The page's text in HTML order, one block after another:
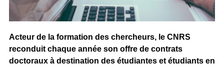
Acteur de la formation des chercheurs, le CNRS
reconduit chaque année son offre de contrats
doctoraux à destination des étudiantes et étudiants en